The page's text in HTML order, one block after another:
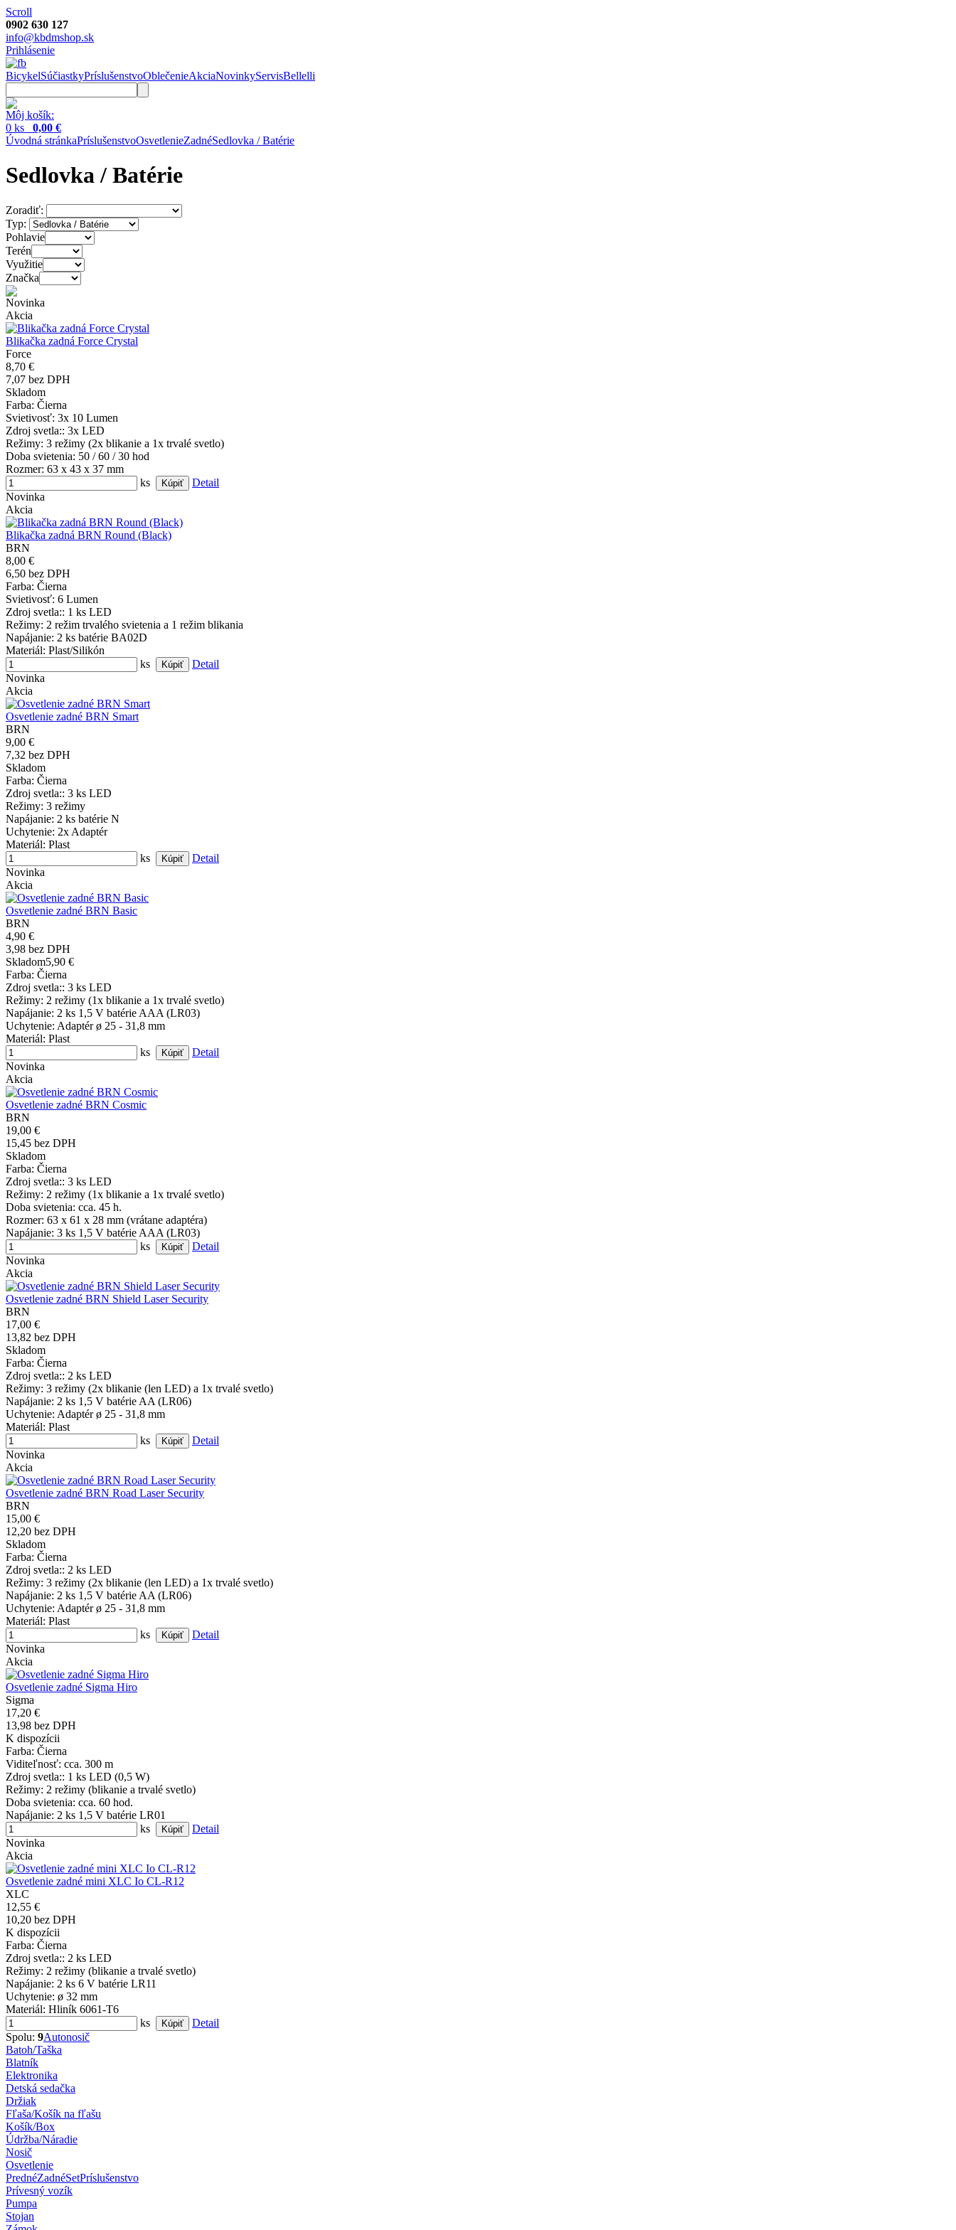
Scroll
0902 630 127
info@kbdmshop.sk
Prihlásenie
BicykelSúčiastkyPríslušenstvoOblečenieAkciaNovinkyServisBellelli
Môj košík:
0 ks 0,00 €
Úvodná stránkaPríslušenstvoOsvetlenieZadnéSedlovka / Batérie
Sedlovka / Batérie
Zoradiť:
Typ:
Pohlavie
Terén
Využitie
Značka
Novinka
Akcia
Blikačka zadná Force Crystal
Force
8,70 €
7,07 bez DPH
Skladom
Farba: Čierna
Svietivosť: 3x 10 Lumen
Zdroj svetla:: 3x LED
Režimy: 3 režimy (2x blikanie a 1x trvalé svetlo)
Doba svietenia: 50 / 60 / 30 hod
Rozmer: 63 x 43 x 37 mm
ks
Detail
Novinka
Akcia
Blikačka zadná BRN Round (Black)
BRN
8,00 €
6,50 bez DPH
Farba: Čierna
Svietivosť: 6 Lumen
Zdroj svetla:: 1 ks LED
Režimy: 2 režim trvalého svietenia a 1 režim blikania
Napájanie: 2 ks batérie BA02D
Materiál: Plast/Silikón
ks
Detail
Novinka
Akcia
Osvetlenie zadné BRN Smart
BRN
9,00 €
7,32 bez DPH
Skladom
Farba: Čierna
Zdroj svetla:: 3 ks LED
Režimy: 3 režimy
Napájanie: 2 ks batérie N
Uchytenie: 2x Adaptér
Materiál: Plast
ks
Detail
Novinka
Akcia
Osvetlenie zadné BRN Basic
BRN
4,90 €
3,98 bez DPH
Skladom5,90 €
Farba: Čierna
Zdroj svetla:: 3 ks LED
Režimy: 2 režimy (1x blikanie a 1x trvalé svetlo)
Napájanie: 2 ks 1,5 V batérie AAA (LR03)
Uchytenie: Adaptér ø 25 - 31,8 mm
Materiál: Plast
ks
Detail
Novinka
Akcia
Osvetlenie zadné BRN Cosmic
BRN
19,00 €
15,45 bez DPH
Skladom
Farba: Čierna
Zdroj svetla:: 3 ks LED
Režimy: 2 režimy (1x blikanie a 1x trvalé svetlo)
Doba svietenia: cca. 45 h.
Rozmer: 63 x 61 x 28 mm (vrátane adaptéra)
Napájanie: 3 ks 1,5 V batérie AAA (LR03)
ks
Detail
Novinka
Akcia
Osvetlenie zadné BRN Shield Laser Security
BRN
17,00 €
13,82 bez DPH
Skladom
Farba: Čierna
Zdroj svetla:: 2 ks LED
Režimy: 3 režimy (2x blikanie (len LED) a 1x trvalé svetlo)
Napájanie: 2 ks 1,5 V batérie AA (LR06)
Uchytenie: Adaptér ø 25 - 31,8 mm
Materiál: Plast
ks
Detail
Novinka
Akcia
Osvetlenie zadné BRN Road Laser Security
BRN
15,00 €
12,20 bez DPH
Skladom
Farba: Čierna
Zdroj svetla:: 2 ks LED
Režimy: 3 režimy (2x blikanie (len LED) a 1x trvalé svetlo)
Napájanie: 2 ks 1,5 V batérie AA (LR06)
Uchytenie: Adaptér ø 25 - 31,8 mm
Materiál: Plast
ks
Detail
Novinka
Akcia
Osvetlenie zadné Sigma Hiro
Sigma
17,20 €
13,98 bez DPH
K dispozícii
Farba: Čierna
Viditeľnosť: cca. 300 m
Zdroj svetla:: 1 ks LED (0,5 W)
Režimy: 2 režimy (blikanie a trvalé svetlo)
Doba svietenia: cca. 60 hod.
Napájanie: 2 ks 1,5 V batérie LR01
ks
Detail
Novinka
Akcia
Osvetlenie zadné mini XLC Io CL-R12
XLC
12,55 €
10,20 bez DPH
K dispozícii
Farba: Čierna
Zdroj svetla:: 2 ks LED
Režimy: 2 režimy (blikanie a trvalé svetlo)
Napájanie: 2 ks 6 V batérie LR11
Uchytenie: ø 32 mm
Materiál: Hliník 6061-T6
ks
Detail
Spolu: 9Autonosič
Batoh/Taška
Blatník
Elektronika
Detská sedačka
Držiak
Fľaša/Košík na fľašu
Košík/Box
Údržba/Náradie
Nosič
Osvetlenie
PrednéZadnéSetPríslušenstvo
Prívesný vozík
Pumpa
Stojan